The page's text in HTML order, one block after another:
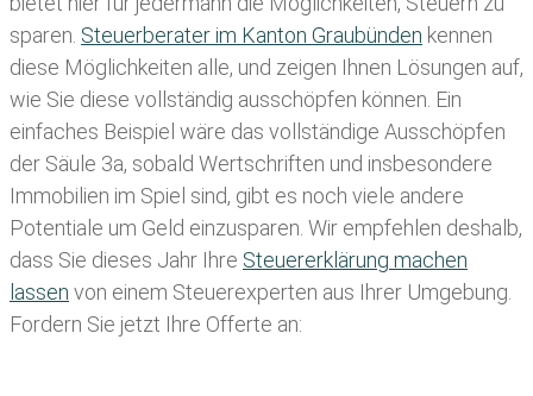
sparen. Steuerberater im K anton Graubünden kennen
diese Möglichkeiten alle, und zeigen Ihnen Lösungen auf,
wie Sie diese vollständig ausschöpfen können. Ein
einfaches Beispiel wäre das vollständige Ausschöpfen
der Säule 3a, sobald Wertschriften und insbesondere
Immobilien im Spiel sind, gibt es noch viele andere
Potentiale um Geld einzusparen. Wir empfehlen deshalb,
dass Sie dieses Jahr Ihre Steuererklärung machen
lassen von einem Steuerexperten aus Ihrer Umgebung.
Fordern Sie jetzt Ihre Offerte an: